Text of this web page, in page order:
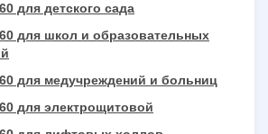
для детского сада
для школ и образовательных
для медучреждений и больниц
для электрощитовой